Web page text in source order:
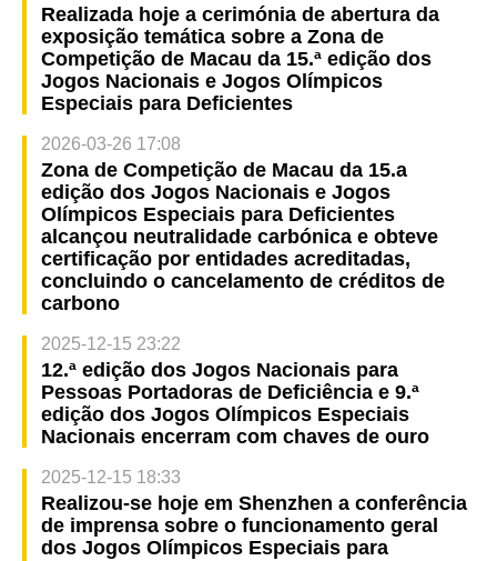
Realizada hoje a cerimónia de abertura da
exposição temática sobre a Zona de
Competição de Macau da 15.ª edição dos
Jogos Nacionais e Jogos Olímpicos
Especiais para Deficientes
2026-03-26 17:08
Zona de Competição de Macau da 15.a
edição dos Jogos Nacionais e Jogos
Olímpicos Especiais para Deficientes
alcançou neutralidade carbónica e obteve
certificação por entidades acreditadas,
concluindo o cancelamento de créditos de
carbono
2025-12-15 23:22
12.ª edição dos Jogos Nacionais para
Pessoas Portadoras de Deficiência e 9.ª
edição dos Jogos Olímpicos Especiais
Nacionais encerram com chaves de ouro
2025-12-15 18:33
Realizou-se hoje em Shenzhen a conferência
de imprensa sobre o funcionamento geral
dos Jogos Olímpicos Especiais para